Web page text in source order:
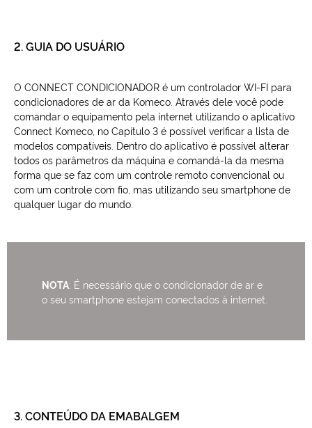
2. GUIA DO USUÁRIO
O CONNECT CONDICIONADOR é um controlador WI-FI para
condicionadores de ar da Komeco. Através dele você pode
comandar o equipamento pela internet utilizando o aplicativo
Connect Komeco, no Capítulo 3 é possível verificar a lista de
modelos compatíveis. Dentro do aplicativo é possível alterar
todos os parâmetros da máquina e comandá-la da mesma
forma que se faz com um controle remoto convencional ou
com um controle com fio, mas utilizando seu smartphone de
qualquer lugar do mundo.
NOTA: É necessário que o condicionador de ar e
o seu smartphone estejam conectados à internet.
3. CONTEÚDO DA EMABALGEM